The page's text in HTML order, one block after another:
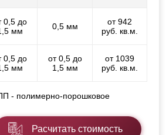
0,5 до
мм
0,5 мм
от 942
руб. кв.м.
0,5 до
мм
от 0,5 до
1,5 мм
от 1039
руб. кв.м.
- полимерно-порошковое
Расчитать стоимость